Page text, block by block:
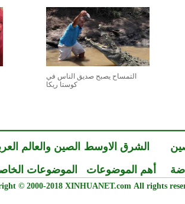
التمساح يصبح صديق الناس في
كوستا ريكا
الشرق الاوسط الصين والعالم
أهم الموضوعات الموضوعات
© 2000-2018 XINHUANET.com All rights